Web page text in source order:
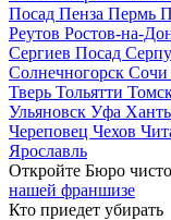
Посад Пенза Пермь
Реутов Ростов-на-
Сергиев Посад
Солнечногорск Сочи
Тверь Тольятти
Ульяновск Уфа
Череповец Чехов
Ярославль
Откройте Бюро
нашей франшизе
Кто приедет убирать